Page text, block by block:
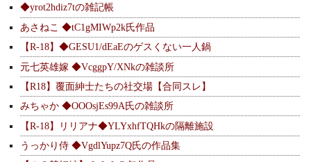
◆yrot2hdiz7tの雑記帳
あさねこ ◆tC1gMIWp2k氏作品
【R-18】◆GESU1/dEaEのゲスくない一人鍋
元七英雄嫁 ◆VcggpY/XNkの雑談所
【R18】覆面紳士たちの社交場【合同スレ】
みちゃか ◆OOOsjEs99A氏の雑談所
【R-18】リリアナ◆YLYxhfTQHkの隔離施設
うっかり侍 ◆VgdlYupz7Q氏の作品集